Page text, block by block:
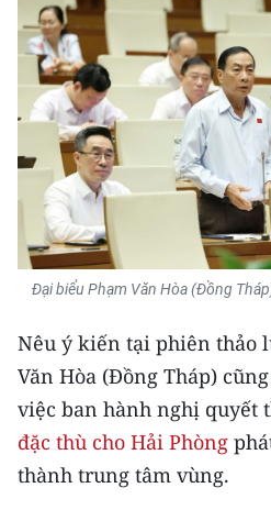
Duyên hải Nam Trung Bộ
Nguyên
Đông Nam Bộ
Đồng bằng sông Cửu Long
Chuyên trang Hà Nội
Chuyên trang TP. Hồ Chí
CÁC CHUYÊN TRANG
VỀ BÁO NHÂN DÂN
THỜI NAY
Đại biểu Phạm Văn Hòa (Đồng
Nêu ý kiến tại phiên thảo
Văn Hòa (Đồng Tháp)
việc ban hành nghị quyết
đặc thù cho Hải Phòng
thành trung tâm vùng.